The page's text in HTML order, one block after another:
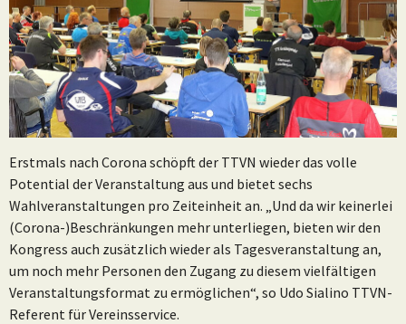
Erstmals nach Corona schöpft der TTVN wieder das volle
Potential der Veranstaltung aus und bietet sechs
Wahlveranstaltungen pro Zeiteinheit an. „Und da wir keinerlei
(Corona-)Beschränkungen mehr unterliegen, bieten wir den
Kongress auch zusätzlich wieder als Tagesveranstaltung an,
um noch mehr Personen den Zugang zu diesem vielfältigen
Veranstaltungsformat zu ermöglichen“, so Udo Sialino TTVN-
Referent für Vereinsservice.